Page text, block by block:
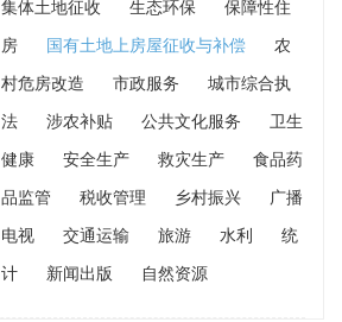
集体土地征收 生态环保 保障性住
房 国有土地上房屋征收与补偿 农
村危房改造 市政服务 城市综合执
法 涉农补贴 公共文化服务 卫生
健康 安全生产 救灾生产 食品药
品监管 税收管理 乡村振兴 广播
电视 交通运输 旅游 水利 统
计 新闻出版 自然资源